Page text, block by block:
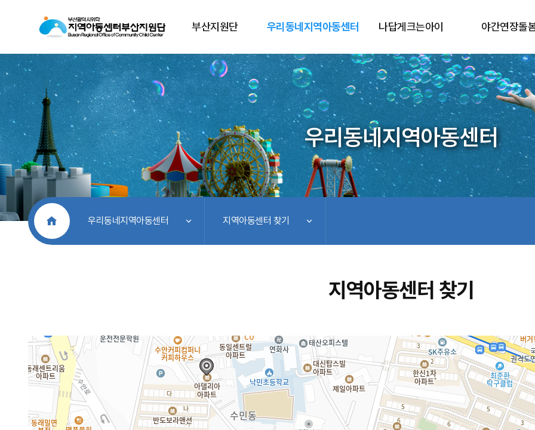
부산지원단 우리동네지역아동센터 나답게크는아이 야간연장돌
우리동네지역아동센터
처음으로우리동네지역아동센터 지역아동센터 찾기
지역아동센터 찾기